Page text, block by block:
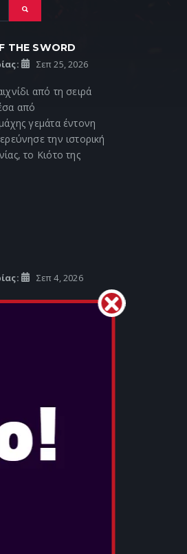
THE SWORD
Σεπ 25, 2026
από τη σειρά
από
γεμάτα έντονη
την ιστορική
το Κιότο της
Σεπ 4, 2026
Στο NBA 2K27, η